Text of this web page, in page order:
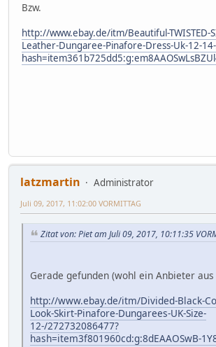
Bzw.
http://www.ebay.de/itm/Beautiful-TWISTED-
Leather-Dungaree-Pinafore-Dress-Uk-12-
latzmartin
Administrator
Juli 09, 2017, 11:02:00 VORMITTAG
Zitat von: Piet am Juli 09, 2017, 10:11:35
Gerade gefunden (wohl ein Anbieter aus
http://www.ebay.de/itm/Divided-Black-
Look-Skirt-Pinafore-Dungarees-UK-Size-
12-/272732086477?
hash=item3f801960cd:g:8dEAAOSwB-